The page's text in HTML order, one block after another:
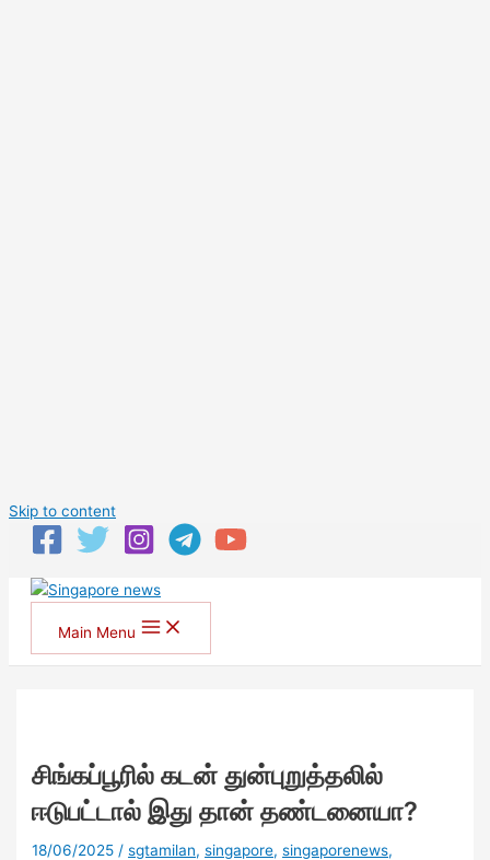
Skip to content
Main Menu
சிங்கப்பூரில் கடன் துன்புறுத்தலில்
ஈடுபட்டால் இது தான் தண்டனையா?
18/06/2025 /sgtamilan,singapore,singaporenews,